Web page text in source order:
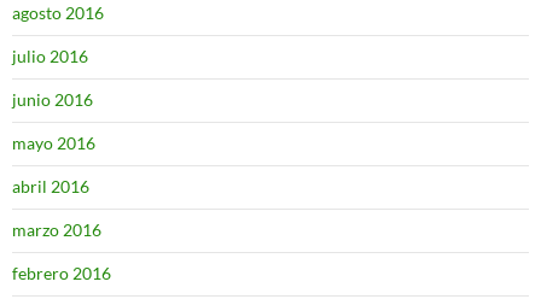
agosto 2016
julio 2016
junio 2016
mayo 2016
abril 2016
marzo 2016
febrero 2016